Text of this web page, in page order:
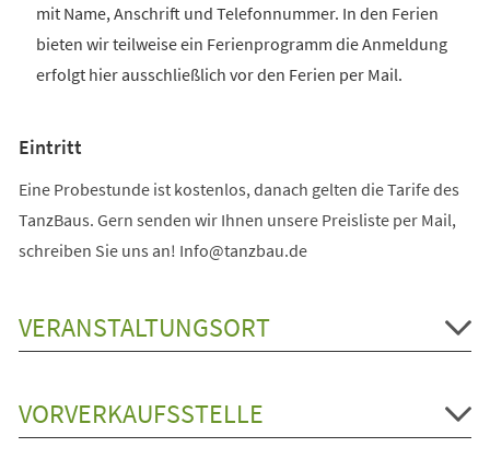
mit Name, Anschrift und Telefonnummer. In den Ferien
bieten wir teilweise ein Ferienprogramm die Anmeldung
erfolgt hier ausschließlich vor den Ferien per Mail.
Eintritt
Eine Probestunde ist kostenlos, danach gelten die Tarife des
TanzBaus. Gern senden wir Ihnen unsere Preisliste per Mail,
schreiben Sie uns an! Info@tanzbau.de
VERANSTALTUNGSORT
VORVERKAUFSSTELLE